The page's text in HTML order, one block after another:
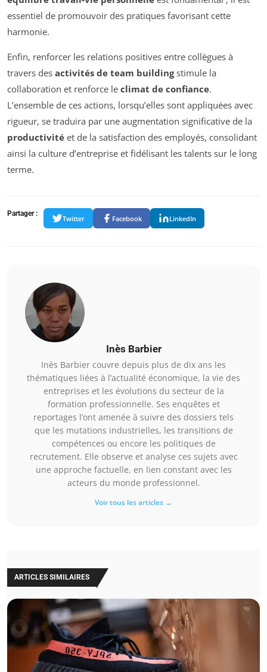
essentiel de promouvoir des pratiques favorisant cette
harmonie.
Enfin, renforcer les relations positives entre collègues à
travers des activités de team buildingstimule la
collaboration et renforce le climat de confiance.
L’ensemble de ces actions, lorsqu’elles sont appliquées avec
rigueur, se traduira par une augmentation significative de la
productivité et de la satisfaction des employés, consolidant
ainsi la culture d’entreprise et fidélisant les talents sur le long
terme.
Partager :
Twitter Facebook LinkedIn
Inès Barbier
Inès Barbier couvre depuis plus de dix ans les
thématiques liées à l’actualité économique, la vie des
entreprises et les évolutions du secteur de la
formation professionnelle. Ses enquêtes et
reportages l’ont amenée à suivre des dossiers tels
que les mutations industrielles, les transitions de
compétences ou encore les politiques de
recrutement. Elle observe et analyse ces sujets avec
une approche factuelle, en lien constant avec les
acteurs du monde professionnel.
Voir tous les articles →
ARTICLES SIMILAIRES